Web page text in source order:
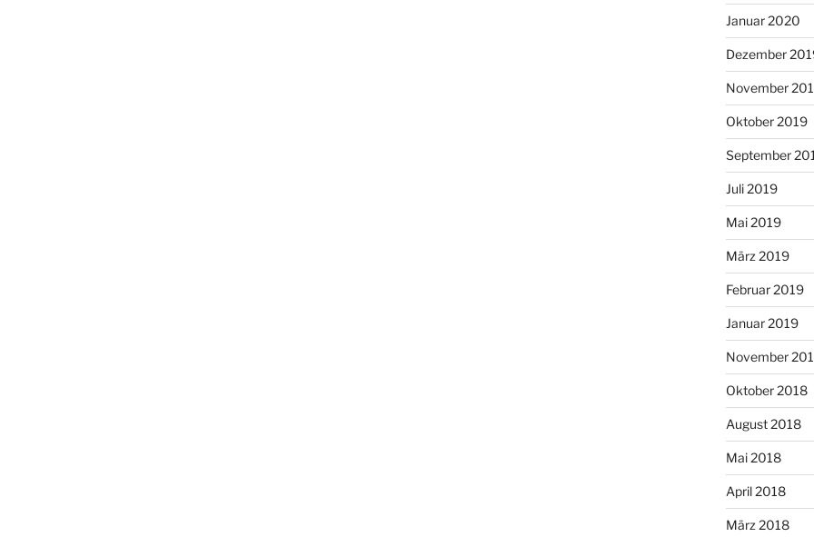
Januar 2020
Dezember
November
Oktober 2019
September
Juli 2019
Mai 2019
März 2019
Februar 2019
Januar 2019
November
Oktober 2018
August 2018
Mai 2018
April 2018
März 2018